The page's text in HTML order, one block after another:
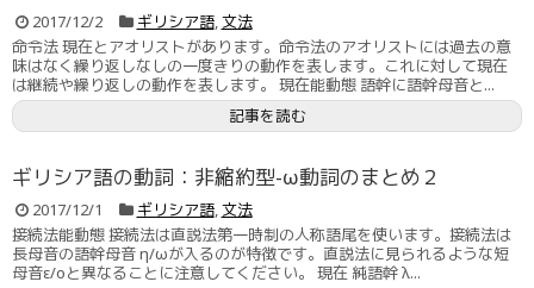
2017/12/2 ギリシア語,文法
命令法 現在とアオリストがあります。命令法のアオリストには過去の意
味はなく繰り返しなしの一度きりの動作を表します。これに対して現在
は継続や繰り返しの動作を表します。 現在能動態 語幹に語幹母音と...
記事を読む
ギリシア語の動詞：非縮約型-ω動詞のまとめ２
2017/12/1 ギリシア語,文法
接続法能動態 接続法は直説法第一時制の人称語尾を使います。接続法は
長母音の語幹母音 η/ωが入るのが特徴です。直説法に見られるような短
母音ε/οと異なることに注意してください。 現在 純語幹 λ...